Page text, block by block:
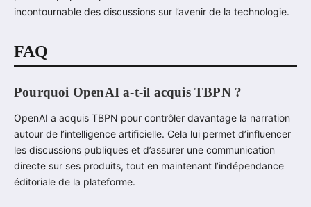
incontournable des discussions sur l’avenir de la technologie.
FAQ
Pourquoi OpenAI a-t-il acquis TBPN ?
OpenAI a acquis TBPN pour contrôler davantage la narration
autour de l’intelligence artificielle. Cela lui permet d’influencer
les discussions publiques et d’assurer une communication
directe sur ses produits, tout en maintenant l’indépendance
éditoriale de la plateforme.